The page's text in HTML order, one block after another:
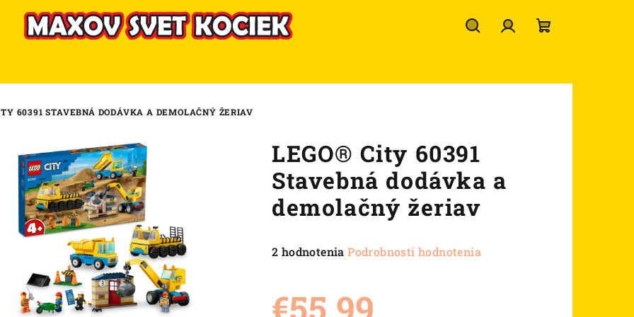
košík
60391 STAVEBNÁ DODÁVKA A DEMOLAČNÝ ŽERIAV
LEGO® City 60391
Stavebná dodávka a
demolačný žeriav
Priemerné
je
2 hodnotenia Podrobnosti hodnotenia
€55,99